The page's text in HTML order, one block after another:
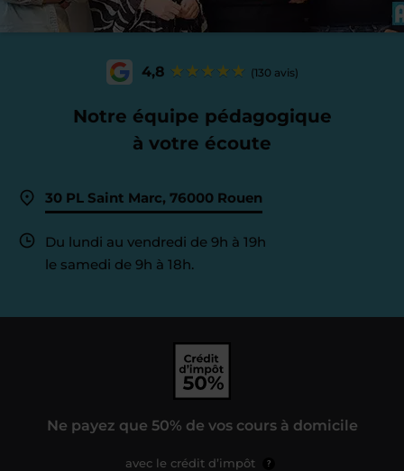
4,8 (130 avis)
Notre équipe pédagogique
à votre écoute
30 PL Saint Marc, 76000 Rouen
Du lundi au vendredi de 9h à 19h
le samedi de 9h à 18h.
Ne payez que 50% de vos cours à domicile
avec le crédit d’impôt ?